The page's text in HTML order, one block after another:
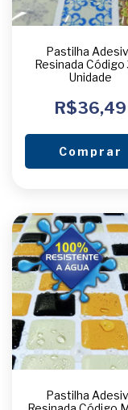
Pastilha
Resinada Código
Unidade
R$36,49
Comprar
Pastilha